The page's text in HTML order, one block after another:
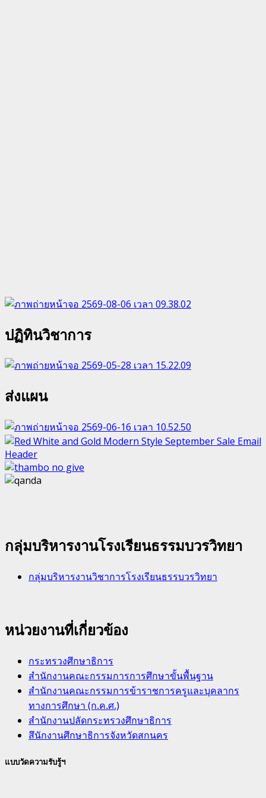
ปฏิทินวิชาการ
ส่งแผน
กลุ่มบริหารงานโรงเรียนธรรมบวรวิทยา
กลุ่มบริหารงานวิชาการโรงเรียนธรรบวรวิทยา
หน่วยงานที่เกี่ยวข้อง
กระทรวงศึกษาธิการ
สำนักงานคณะกรรมการการศึกษาขั้นพื้นฐาน
สำนักงานคณะกรรมการข้าราชการครูและบุคลากร
ทางการศึกษา (ก.ค.ศ.)
สำนักงานปลัดกระทรวงศึกษาธิการ
สึนักงานศึกษาธิการจังหวัดสกนคร
แบบวัดความรับรู้ฯ